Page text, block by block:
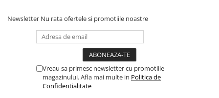
Newsletter Nu rata ofertele si promotiile noastre
Vreau sa primesc newsletter cu promotiile
magazinului. Afla mai multe in Politica de
Confidentialitate